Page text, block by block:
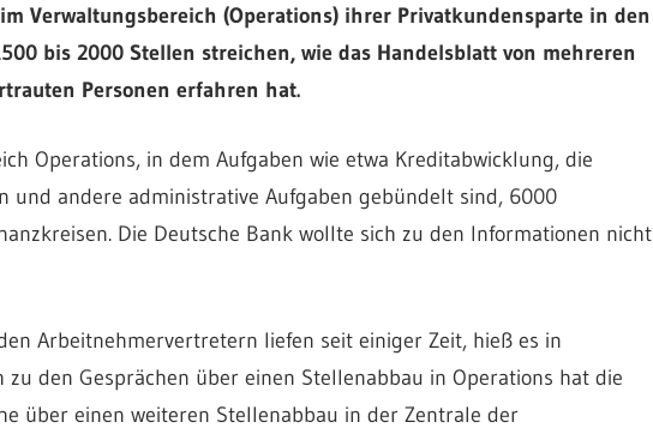
Verwaltungsbereich (Operations) ihrer Privatkundensparte in den
bis 2000 Stellen streichen, wie das Handelsblatt von mehreren
Personen erfahren hat.
Operations, in dem Aufgaben wie etwa Kreditabwicklung, die
und andere administrative Aufgaben gebündelt sind, 6000
Die Deutsche Bank wollte sich zu den Informationen nicht
Arbeitnehmervertretern liefen seit einiger Zeit, hieß es in
zu den Gesprächen über einen Stellenabbau in Operations hat die
über einen weiteren Stellenabbau in der Zentrale der